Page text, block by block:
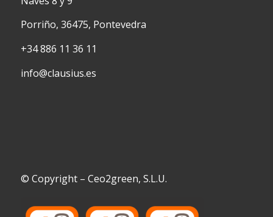
Porriño, 36475, Pontevedra
+34 886 11 36 11
info@clausius.es
© Copyright – Ceo2green, S.L.U.